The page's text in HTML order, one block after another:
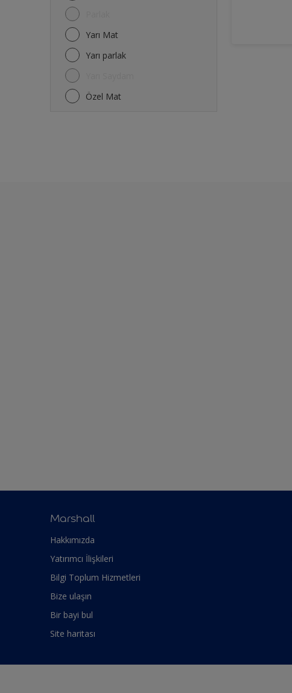
Yarı Mat
Yarı parlak
Özel Mat
Marshall
Hakkımızda
Yatırımcı İlişkileri
Bilgi Toplum Hizmetleri
Bize ulaşın
Bir bayi bul
Site haritası